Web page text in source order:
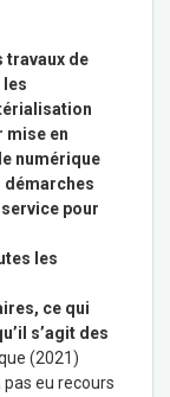
travaux de
les
mise en
numérique
démarches
pour
les
ce qui
s’agit des
(2021)
pas eu recours